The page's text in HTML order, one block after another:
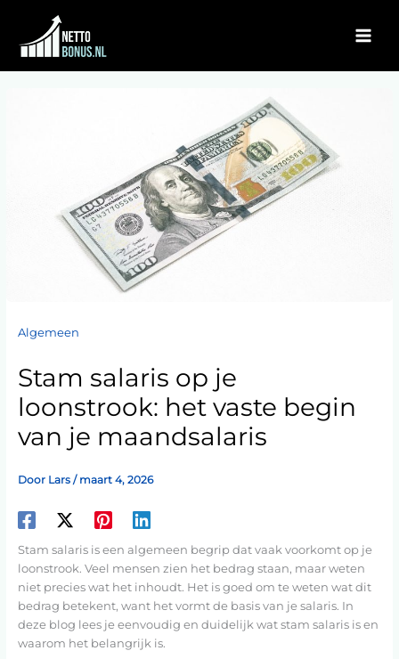
Algemeen
Stam salaris op je
loonstrook: het vaste begin
van je maandsalaris
Door Lars / maart 4, 2026
Stam salaris is een algemeen begrip dat vaak voorkomt op je
loonstrook. Veel mensen zien het bedrag staan, maar weten
niet precies wat het inhoudt. Het is goed om te weten wat dit
bedrag betekent, want het vormt de basis van je salaris. In
deze blog lees je eenvoudig en duidelijk wat stam salaris is en
waarom het belangrijk is.